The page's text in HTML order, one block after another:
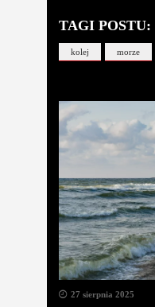
TAGI POSTU:
kolej morze
27 sierpnia 2025